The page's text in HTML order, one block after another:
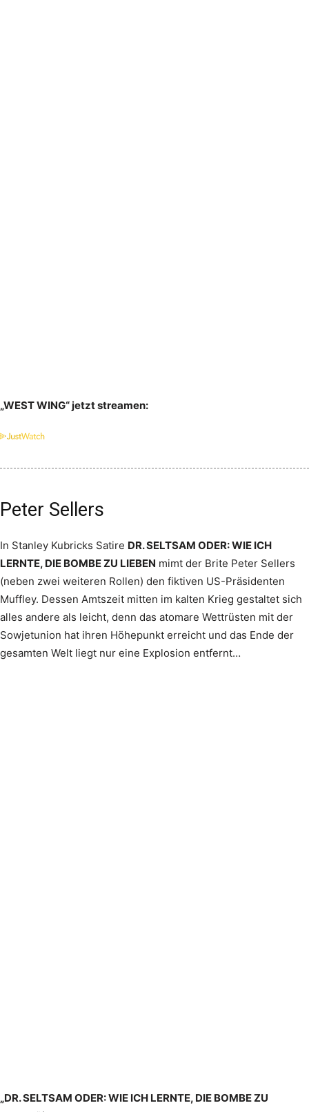
„WEST WING“ jetzt streamen:
Peter Sellers
In Stanley Kubricks Satire DR. SELTSAM ODER: WIE ICH
LERNTE, DIE BOMBE ZU LIEBEN mimt der Brite Peter Sellers
(neben zwei weiteren Rollen) den fiktiven US-Präsidenten
Muffley. Dessen Amtszeit mitten im kalten Krieg gestaltet sich
alles andere als leicht, denn das atomare Wettrüsten mit der
Sowjetunion hat ihren Höhepunkt erreicht und das Ende der
gesamten Welt liegt nur eine Explosion entfernt…
„DR. SELTSAM ODER: WIE ICH LERNTE, DIE BOMBE ZU